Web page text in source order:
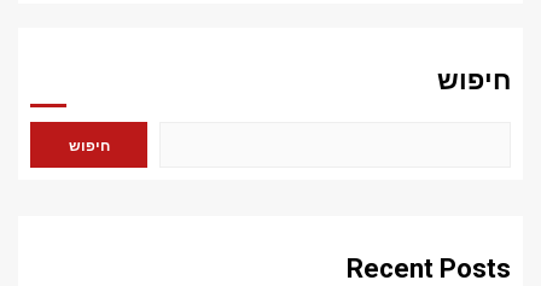
חיפוש
חיפוש
Recent Posts